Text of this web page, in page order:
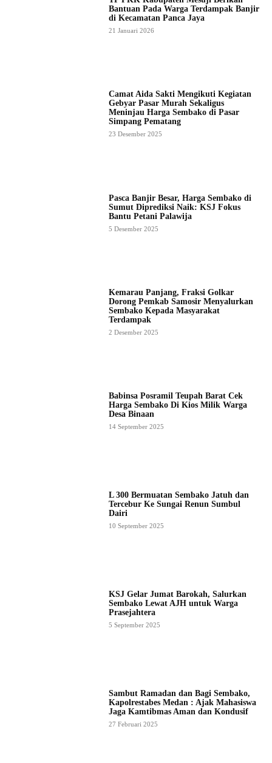
Bantuan Pada Warga Terdampak Banjir
di Kecamatan Panca Jaya
21 Januari 2026
Camat Aida Sakti Mengikuti Kegiatan
Gebyar Pasar Murah Sekaligus
Meninjau Harga Sembako di Pasar
Simpang Pematang
23 Desember 2025
Pasca Banjir Besar, Harga Sembako di
Sumut Diprediksi Naik: KSJ Fokus
Bantu Petani Palawija
5 Desember 2025
Kemarau Panjang, Fraksi Golkar
Dorong Pemkab Samosir Menyalurkan
Sembako Kepada Masyarakat
Terdampak
2 Desember 2025
Babinsa Posramil Teupah Barat Cek
Harga Sembako Di Kios Milik Warga
Desa Binaan
14 September 2025
L 300 Bermuatan Sembako Jatuh dan
Tercebur Ke Sungai Renun Sumbul
Dairi
10 September 2025
KSJ Gelar Jumat Barokah, Salurkan
Sembako Lewat AJH untuk Warga
Prasejahtera
5 September 2025
Sambut Ramadan dan Bagi Sembako,
Kapolrestabes Medan : Ajak Mahasiswa
Jaga Kamtibmas Aman dan Kondusif
27 Februari 2025